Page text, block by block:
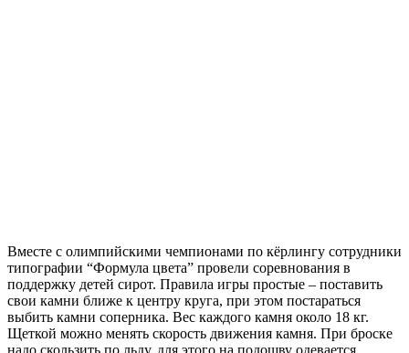
Вместе с олимпийскими чемпионами по кёрлингу сотрудники
типографии “Формула цвета” провели соревнования в
поддержку детей сирот. Правила игры простые – поставить
свои камни ближе к центру круга, при этом постараться
выбить камни соперника. Вес каждого камня около 18 кг.
Щеткой можно менять скорость движения камня. При броске
надо скользить по льду, для этого на подошву одевается